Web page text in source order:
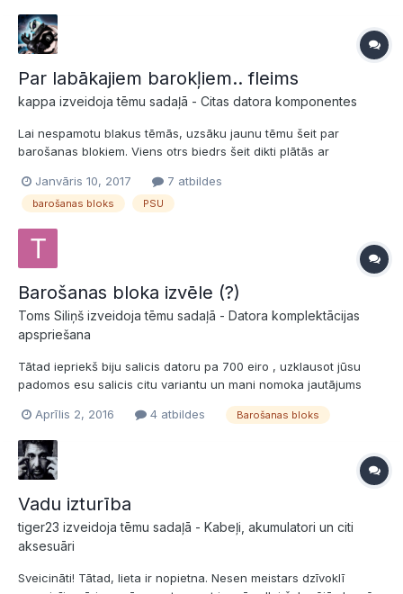
Par labākajiem barokļiem.. fleims
kappa izveidoja tēmu sadaļā - Citas datora komponentes
Lai nespamotu blakus tēmās, uzsāku jaunu tēmu šeit par
barošanas blokiem. Viens otrs biedrs šeit dikti plātās ar
nepiedāvā tās labākās alternatīvas, jeb tos vienīgos pareizos
risinājumus. Kā tie 1% testu rezultātu starpības iete...
Janvāris 10, 2017 7 atbildes
barošanas bloks PSU
Barošanas bloka izvēle (?)
Toms Siliņš izveidoja tēmu sadaļā - Datora komplektācijas
apspriešana
Tātad iepriekš biju salicis datoru pa 700 eiro , uzklausot jūsu
padomos esu salicis citu variantu un mani nomoka jautājums
un palīdzību ,kādu barošanas bloku man izvēlēties. Datora
komplektācija: CPU - Intel® Core i3-6100 3.7GHz 3MB LGA...
Aprīlis 2, 2016 4 atbildes Barošanas bloks
Vadu izturība
tiger23 izveidoja tēmu sadaļā - Kabeļi, akumulatori un citi
aksesuāri
Sveicināti! Tātad, lieta ir nopietna. Nesen meistars dzīvoklī